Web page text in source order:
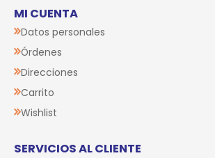
MI CUENTA
Datos personales
Órdenes
Direcciones
Carrito
Wishlist
SERVICIOS AL CLIENTE